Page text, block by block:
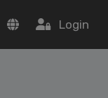
Login